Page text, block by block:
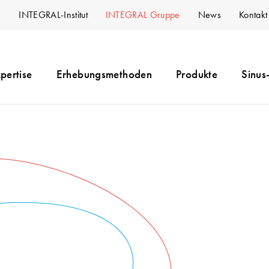
INTEGRAL-Institut INTEGRAL Gruppe News Kontakt
Erhebungsmethoden Produkte